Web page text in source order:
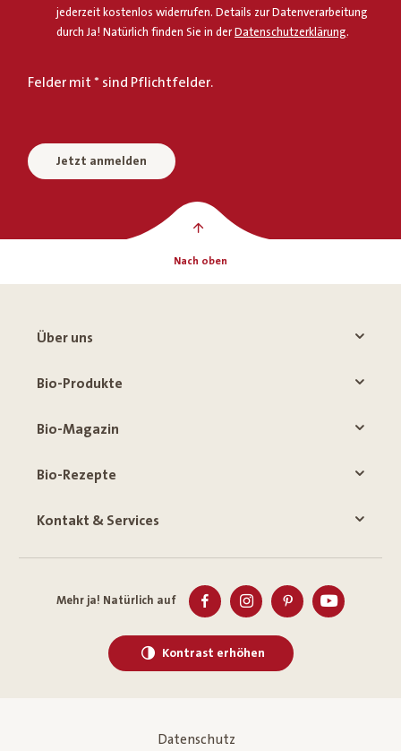
jederzeit kostenlos widerrufen. Details zur Datenverarbeitung
durch Ja! Natürlich finden Sie in derDatenschutzerklärung.
Felder mit * sind Pflichtfelder.
Jetzt anmelden
Nach oben
Über uns
Bio-Produkte
Bio-Magazin
Bio-Rezepte
Kontakt & Services
Mehr ja! Natürlich auf
Kontrast erhöhen
Datenschutz